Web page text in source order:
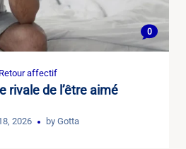
0
Retour affectif
rivale de l’être aimé
2026 by Gotta